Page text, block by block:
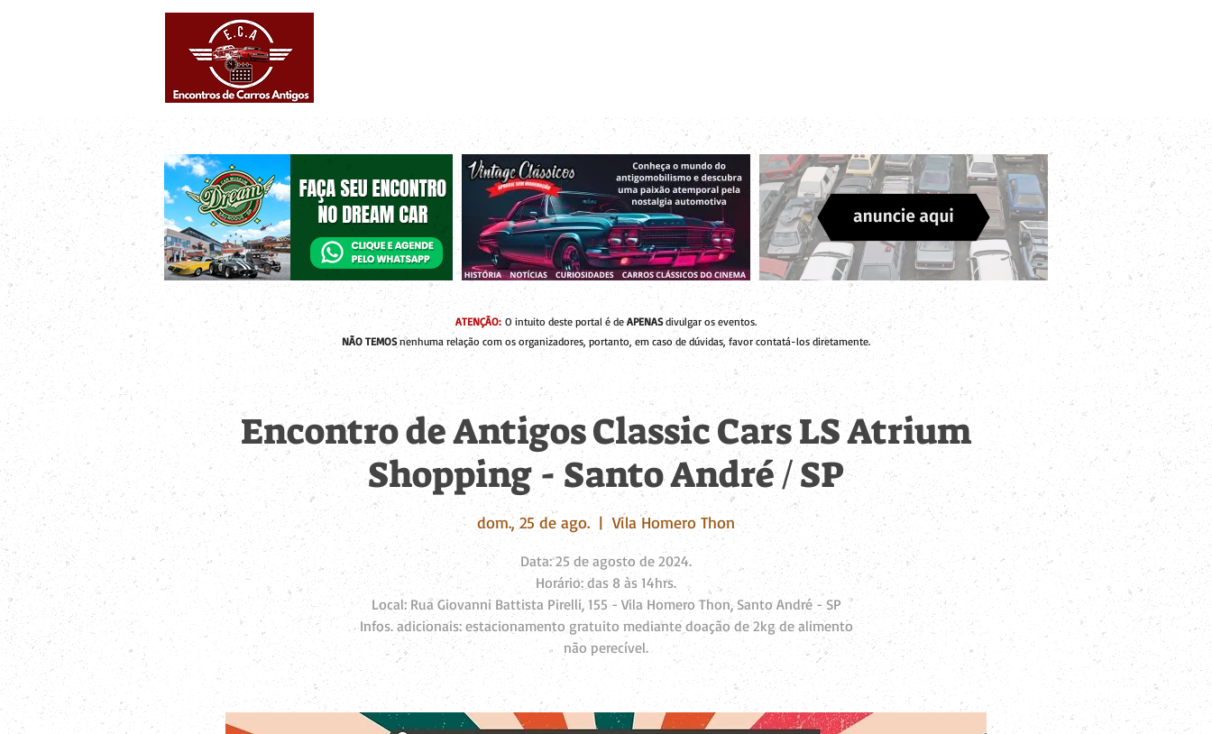
ATENÇÃO: O intuito deste portal é deAPENASdivulgar os eventos.
NÃO TEMOSnenhuma relação com os organizadores, portanto, em caso de dúvidas, favor contatá-los diretamente.
Encontro de Antigos Classic Cars LS Atrium
Shopping - Santo André / SP
dom., 25 de ago.
  |
Vila Homero Thon
Data: 25 de agosto de 2024.
Horário: das 8 às 14hrs.
Local: Rua Giovanni Battista Pirelli, 155 - Vila Homero Thon, Santo André - SP
Infos. adicionais: estacionamento gratuito mediante doação de 2kg de alimento
não perecível.